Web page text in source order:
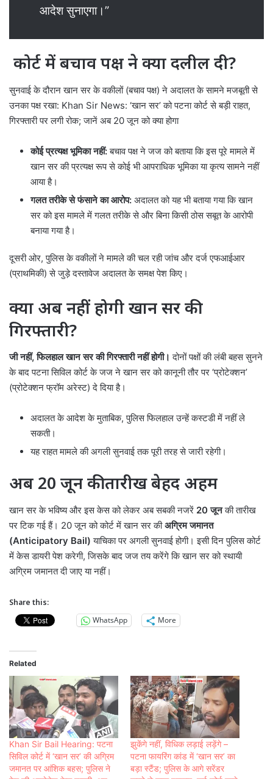
आदेश सुनाएगा।”
कोर्ट में बचाव पक्ष ने क्या दलील दी?
सुनवाई के दौरान खान सर के वकीलों (बचाव पक्ष) ने अदालत के सामने मजबूती से
उनका पक्ष रखा: Khan Sir News: ‘खान सर’ को पटना कोर्ट से बड़ी राहत,
गिरफ्तारी पर लगी रोक; जानें अब 20 जून को क्या होगा
कोई प्रत्यक्ष भूमिका नहीं:बचाव पक्ष ने जज को बताया कि इस पूरे मामले में
खान सर की प्रत्यक्ष रूप से कोई भी आपराधिक भूमिका या कृत्य सामने नहीं
आया है।
गलत तरीके से फंसाने का आरोप: अदालत को यह भी बताया गया कि खान
सर को इस मामले में गलत तरीके से और बिना किसी ठोस सबूत के आरोपी
बनाया गया है।
दूसरी ओर, पुलिस के वकीलों ने मामले की चल रही जांच और दर्ज एफआईआर
(प्राथमिकी) से जुड़े दस्तावेज अदालत के समक्ष पेश किए।
क्या अब नहीं होगी खान सर की
गिरफ्तारी?
जी नहीं, फिलहाल खान सर की गिरफ्तारी नहीं होगी। दोनों पक्षों की लंबी बहस सुनने
के बाद पटना सिविल कोर्ट के जज ने खान सर को कानूनी तौर पर ‘प्रोटेक्शन’
(प्रोटेक्शन फ्रॉम अरेस्ट) दे दिया है।
अदालत के आदेश के मुताबिक, पुलिस फिलहाल उन्हें कस्टडी में नहीं ले
सकती।
यह राहत मामले की अगली सुनवाई तक पूरी तरह से जारी रहेगी।
अब 20 जून की तारीख बेहद अहम
खान सर के भविष्य और इस केस को लेकर अब सबकी नजरें 20 जूनकी तारीख
पर टिक गई हैं। 20 जून को कोर्ट में खान सर कीअग्रिम जमानत
(Anticipatory Bail) याचिका पर अगली सुनवाई होगी। इसी दिन पुलिस कोर्ट
में केस डायरी पेश करेगी, जिसके बाद जज तय करेंगे कि खान सर को स्थायी
अग्रिम जमानत दी जाए या नहीं।
Share this:
WhatsApp
More
Related
Khan Sir Bail Hearing: पटना
सिविल कोर्ट में ‘खान सर’ की अग्रिम
जमानत पर आंशिक बहस; पुलिस ने
झुकेंगे नहीं, विधिक लड़ाई लड़ेंगे –
पटना फायरिंग कांड में ‘खान सर’ का
बड़ा स्टैंड; पुलिस के आगे सरेंडर